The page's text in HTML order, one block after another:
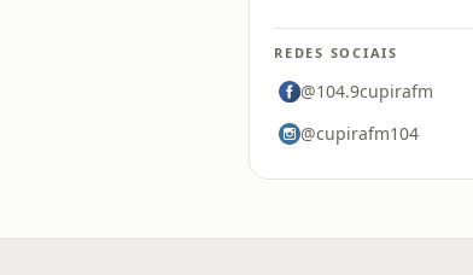
REDES SOCIAIS
@104.9cupirafm
@cupirafm104